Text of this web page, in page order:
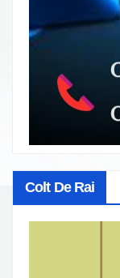
Colt De Rai